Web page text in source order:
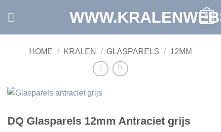
0
HOME / KRALEN / GLASPARELS / 12MM
DQ Glasparels 12mm Antraciet grijs